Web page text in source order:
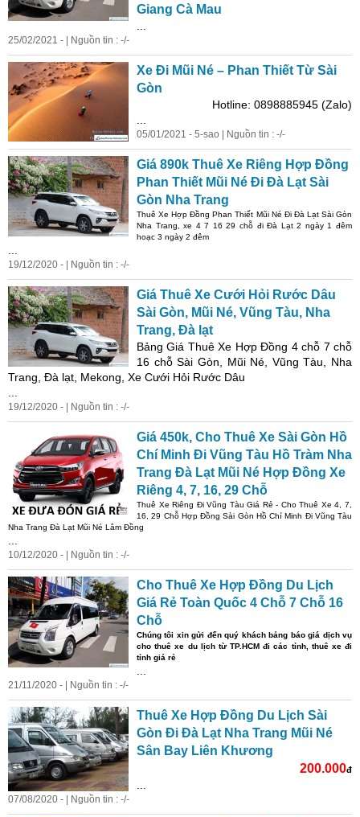
Giang Cà Mau
25/02/2021 - | Nguồn tin : -/-
Xe Đi Mũi Né – Phan Thiết Từ Sài
Gòn
Hotline: 0898885945 (Zalo)
05/01/2021 - 5-sao | Nguồn tin : -/-
Giá 890k Thuê Xe Riêng Hợp Đồng
Phan Thiết Mũi Né Đi Đà Lạt Sài
Gòn Nha Trang
Thuê Xe Hợp Đồng Phan Thiết Mũi Né Đi Đà Lạt Sài Gòn
Nha Trang, xe 4 7 16 29 chỗ đi Đà Lạt 2 ngày 1 đêm
hoạc 3 ngày 2 đêm
19/12/2020 - | Nguồn tin : -/-
Giá Thuê Xe Cưới Hỏi Rước Dâu
Sài Gòn, Mũi Né, Vũng Tàu, Nha
Trang, Đà lạt
BảngGiá Thuê Xe Hợp Đồng 4 chỗ 7 chỗ
16 chỗ Sài Gòn, Mũi Né, Vũng Tàu, Nha
Trang, Đà lạt, Mekong, Xe Cưới Hỏi Rước Dâu
19/12/2020 - | Nguồn tin : -/-
Giá 450k, Cho Thuê Xe Sài Gòn Hồ
Chí Minh Đi Vũng Tàu Hồ Tràm Nha
Trang Đà Lạt Mũi Né Hợp Đồng Xe
Riêng 4, 7, 16, 29 Chỗ
Thuê Xe Riêng Đi Vũng TàuGiá Rẻ - Cho Thuê Xe 4, 7,
16, 29 Chỗ Hợp Đồng Sài Gòn Hồ Chí Minh Đi Vũng Tàu
Nha Trang Đà Lạt Mũi Né Lâm Đồng
10/12/2020 - | Nguồn tin : -/-
Cho Thuê Xe Hợp Đồng Du Lịch
Giá Rẻ Toàn Quốc 4 Chỗ 7 Chỗ 16
Chỗ
Chúng tôi xin gửi đến quý khách bảng báogiá dịch vụ
cho thuê xe du lịch từ TP.HCM đi các tỉnh, thuê xe đi
tỉnh giá rẻ
21/11/2020 - | Nguồn tin : -/-
Thuê Xe Hợp Đồng Du Lịch Sài
Gòn Đi Đà Lạt Nha Trang Mũi Né
Sân Bay Liên Khương
200.000đ
07/08/2020 - | Nguồn tin : -/-